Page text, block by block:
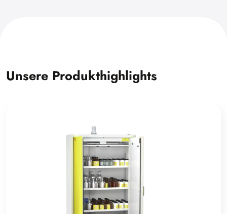
Unsere Produkthighlights